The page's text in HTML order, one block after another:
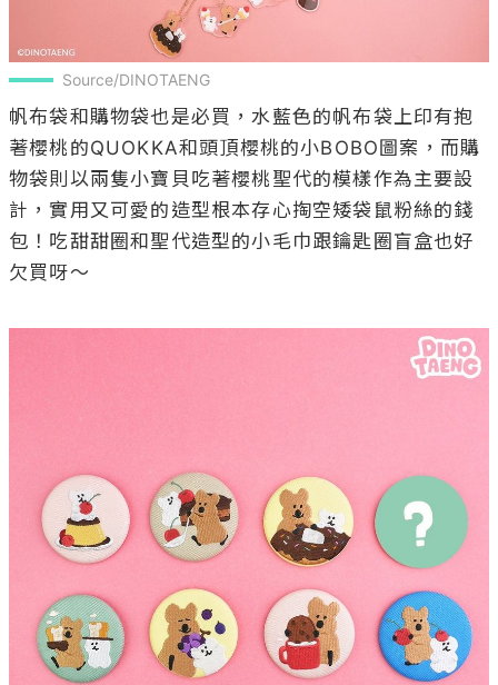
Source/DINOTAENG
帆布袋和購物袋也是必買，水藍色的帆布袋上印有抱
著櫻桃的QUOKKA和頭頂櫻桃的小BOBO圖案，而購
物袋則以兩隻小寶貝吃著櫻桃聖代的模樣作為主要設
計，實用又可愛的造型根本存心掏空矮袋鼠粉絲的錢
包！吃甜甜圈和聖代造型的小毛巾跟鑰匙圈盲盒也好
欠買呀～